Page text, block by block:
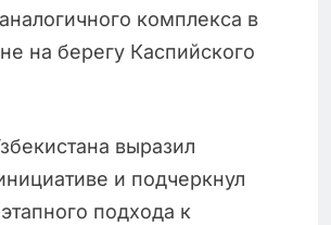
комплекса в
на берегу Каспийского
выразил
и подчеркнул
подхода к